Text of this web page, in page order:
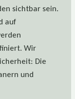
sichtbar sein.
auf
Wir
Die
und